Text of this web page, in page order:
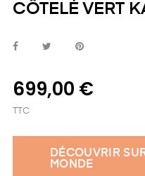
CÔTELÉ VERT
699,00 €
TTC
DÉCOUVRIR
MONDE